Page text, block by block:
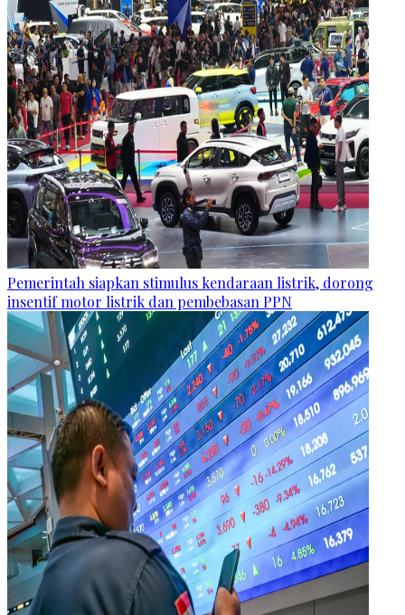
Pemerintah siapkan stimulus kendaraan listrik, dorong
insentif motor listrik dan pembebasan PPN